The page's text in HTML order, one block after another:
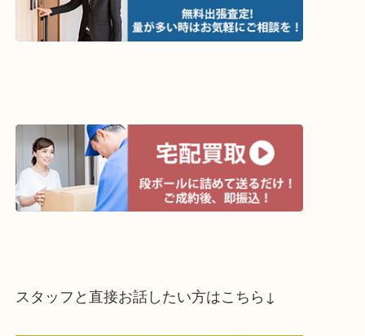
↓スマホでご覧頂いている方はこちらをタップ↓
↓パソコンでご覧頂いている方は、こちらをスマホ
って下さい↓